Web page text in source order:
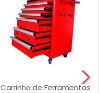
Carrinho de Ferramentas